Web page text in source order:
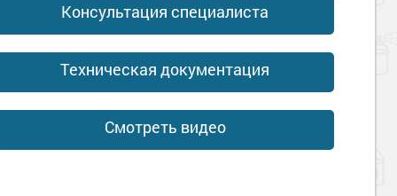
Консультация специалиста
Техническая документация
Смотреть видео